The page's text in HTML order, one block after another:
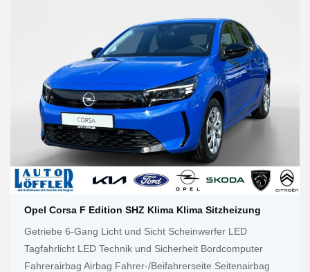
Opel Corsa F Edition SHZ Klima Klima Sitzheizung
Getriebe 6-Gang Licht und Sicht Scheinwerfer LED
Tagfahrlicht LED Technik und Sicherheit Bordcomputer
Fahrerairbag Airbag Fahrer-/Beifahrerseite Seitenairbag